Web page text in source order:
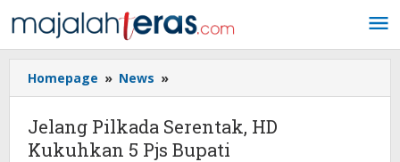
ke
konten
Homepage » News »
Pilkada
Serentak,
HD
Kukuhkan
Jelang Pilkada Serentak, HD
Kukuhkan 5 Pjs Bupati